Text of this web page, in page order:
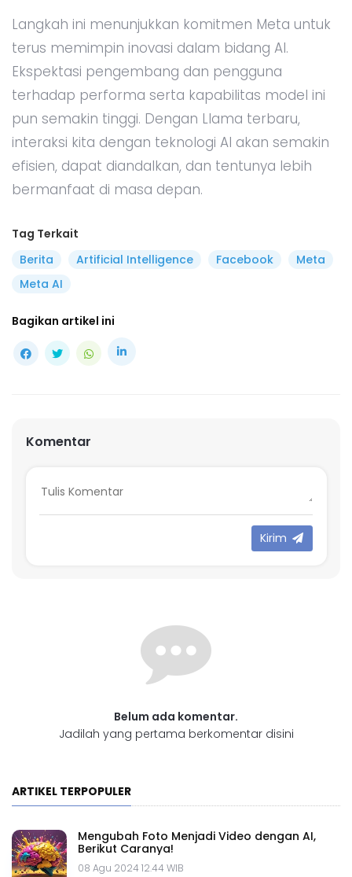
Langkah ini menunjukkan komitmen Meta untuk
terus memimpin inovasi dalam bidang AI.
Ekspektasi pengembang dan pengguna
terhadap performa serta kapabilitas model ini
pun semakin tinggi. Dengan Llama terbaru,
interaksi kita dengan teknologi AI akan semakin
efisien, dapat diandalkan, dan tentunya lebih
bermanfaat di masa depan.
Tag Terkait
Berita
Artificial Intelligence Facebook
Meta
Meta AI
Bagikan artikel ini
Komentar
Kirim
Belum ada komentar.
Jadilah yang pertama berkomentar disini
ARTIKEL TERPOPULER
Mengubah Foto Menjadi Video dengan AI,
Berikut Caranya!
08 Agu 2024 12.44 WIB